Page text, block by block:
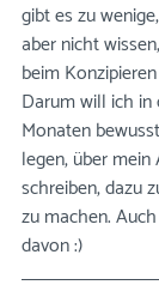
gibt es zu
aber nicht
beim
Darum will ich
Monaten
legen, über
schreiben, dazu
zu machen.
davon :)